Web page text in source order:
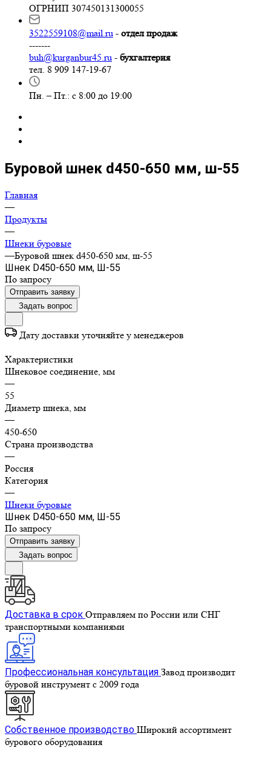
ОГРНИП 307450131300055
3522559108@mail.ru - отдел продаж
-------
buh@kurganbur45.ru - бухгалтерия
тел. 8 909 147-19-67
Пн. – Пт.: с 8:00 до 19:00
Буровой шнек d450-650 мм, ш-55
Главная
—
Продукты
—
Шнеки буровые
—Буровой шнек d450-650 мм, ш-55
Шнек D450-650 мм, Ш-55
По запросу
Отправить заявку
Задать вопрос
Дату доставки уточняйте у менеджеров
Характеристики
Шнековое соединение, мм
—
55
Диаметр шнека, мм
—
450-650
Страна производства
—
Россия
Категория
—
Шнеки буровые
Шнек D450-650 мм, Ш-55
По запросу
Отправить заявку
Задать вопрос
Доставка в срок Отправляем по России или СНГ
транспортными компаниями
Профессиональная консультация Завод производит
буровой инструмент с 2009 года
Собственное производство Широкий ассортимент
бурового оборудования